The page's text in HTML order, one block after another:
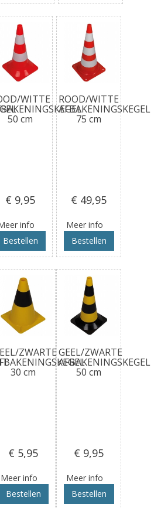
WITTE
50 cm
€ 9,95
info
Bestellen
ROOD/WITTE
AFBAKENINGSKEGEL
75 cm
€ 49,95
Meer info
Bestellen
ZWARTE
30 cm
€ 5,95
Meer info
Bestellen
GEEL/ZWARTE
AFBAKENINGSKEGEL
50 cm
€ 9,95
Meer info
Bestellen